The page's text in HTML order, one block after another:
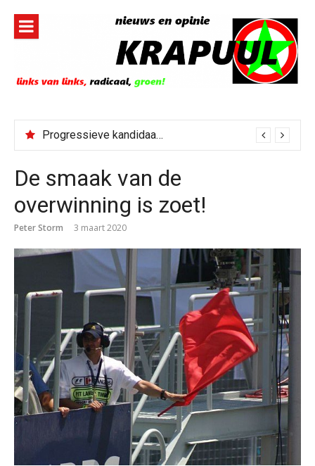
inhoud
Progressieve kandidaat El-Sayed senaatskandidaat Michigan
De smaak van de
overwinning is zoet!
Peter Storm 3 maart 2020